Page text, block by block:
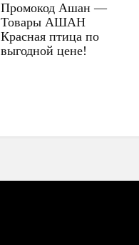
Промокод Ашан —
Товары АШАН
Красная птица по
выгодной цене!